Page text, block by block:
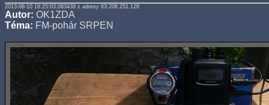
2013-08-10 18:25:03.083438 z adresy 83.208.251.128
Autor: OK1ZDA
Téma: FM-pohár SRPEN